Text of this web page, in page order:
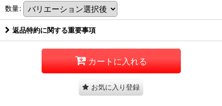
数量:
返品特約に関する重要事項
カートに入れる
お気に入り登録